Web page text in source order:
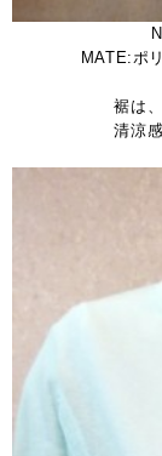
MATE:ポ
裾は
清涼